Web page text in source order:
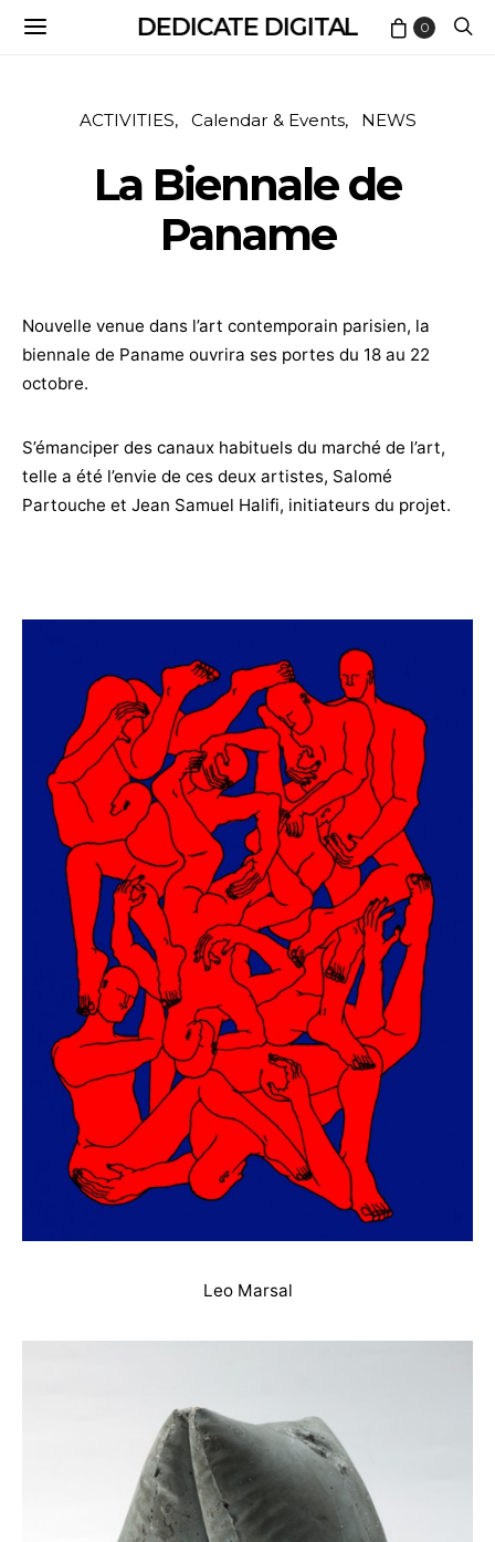
DEDICATE DIGITAL 0
ACTIVITIES Calendar & Events NEWS
La Biennale de
Paname
Nouvelle venue dans l’art contemporain parisien, la
biennale de Paname ouvrira ses portes du 18 au 22
octobre.
S’émanciper des canaux habituels du marché de l’art,
telle a été l’envie de ces deux artistes, Salomé
Partouche et Jean Samuel Halifi, initiateurs du projet.
Leo Marsal